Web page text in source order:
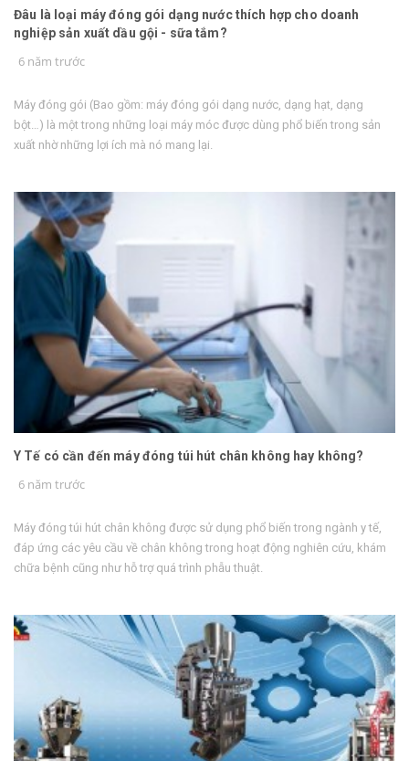
Đâu là loại máy đóng gói dạng nước thích hợp cho doanh
nghiệp sản xuất dầu gội - sữa tắm?
6 năm trước
Máy đóng gói (Bao gồm: máy đóng gói dạng nước, dạng hạt, dạng
bột…) là một trong những loại máy móc được dùng phổ biến trong sản
xuất nhờ những lợi ích mà nó mang lại.
Y Tế có cần đến máy đóng túi hút chân không hay không?
6 năm trước
Máy đóng túi hút chân không được sử dụng phổ biến trong ngành y tế,
đáp ứng các yêu cầu về chân không trong hoạt động nghiên cứu, khám
chữa bệnh cũng như hỗ trợ quá trình phẫu thuật.